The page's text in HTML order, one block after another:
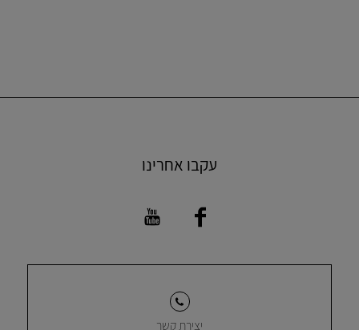
עקבו אחרינו
יצירת קשר